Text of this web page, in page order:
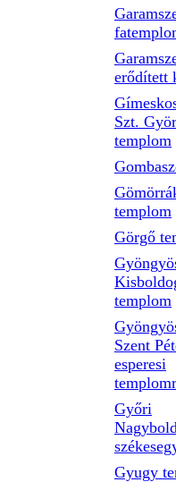
erődített
Szt.
templom
templom
Görgő
templom
Szent
esperesi
Győri
Gyugy